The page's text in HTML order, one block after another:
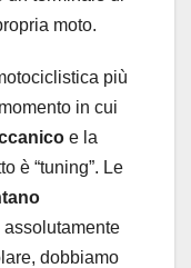
moto.
più
in cui
e la
è “tuning”. Le
assolutamente
dobbiamo